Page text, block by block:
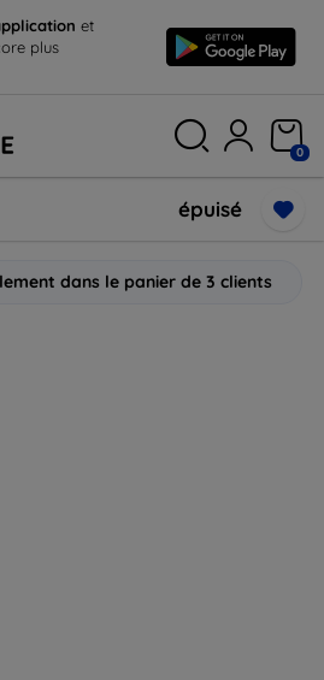
et
plus
0
épuisé
dans le panier de 3 clients